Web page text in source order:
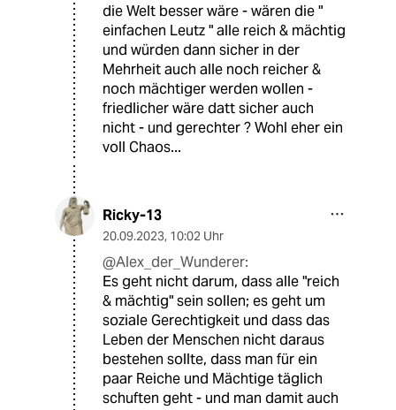
die Welt besser wäre - wären die "
einfachen Leutz " alle reich & mächtig
und würden dann sicher in der
Mehrheit auch alle noch reicher &
noch mächtiger werden wollen -
friedlicher wäre datt sicher auch
nicht - und gerechter ? Wohl eher ein
voll Chaos...
Ricky-13
20.09.2023, 10:02 Uhr
@Alex_der_Wunderer:
Es geht nicht darum, dass alle "reich
& mächtig" sein sollen; es geht um
soziale Gerechtigkeit und dass das
Leben der Menschen nicht daraus
bestehen sollte, dass man für ein
paar Reiche und Mächtige täglich
schuften geht - und man damit auch